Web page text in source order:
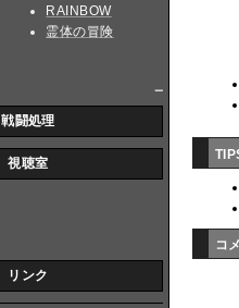
コ
RAINBOW
霊体の冒険
戦闘処理
視聴室
リンク